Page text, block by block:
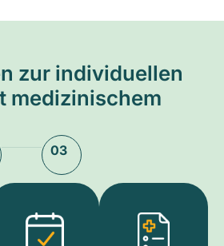
zur individuellen
medizinischem
03